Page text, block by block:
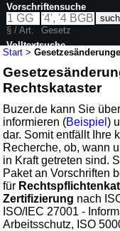
Start >
Rechtskataster
Buzer.de kann Sie
informieren (Beispiel)
dar. Somit entfällt Ihre
Recherche, ob, wann
in Kraft getreten sind.
Paket an Vorschriften
für
Zertifizierung nach
ISO/IEC 27001 -
Arbeitsschutz, ISO
Vorschriftensuche
§ / Art.
Gesetz
Volltextsuche